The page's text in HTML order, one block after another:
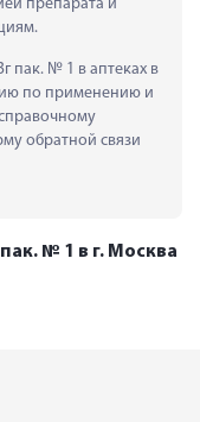
препарата и
пак. № 1 в аптеках в
по применению и
обратной связи
№ 1 в г. Москва